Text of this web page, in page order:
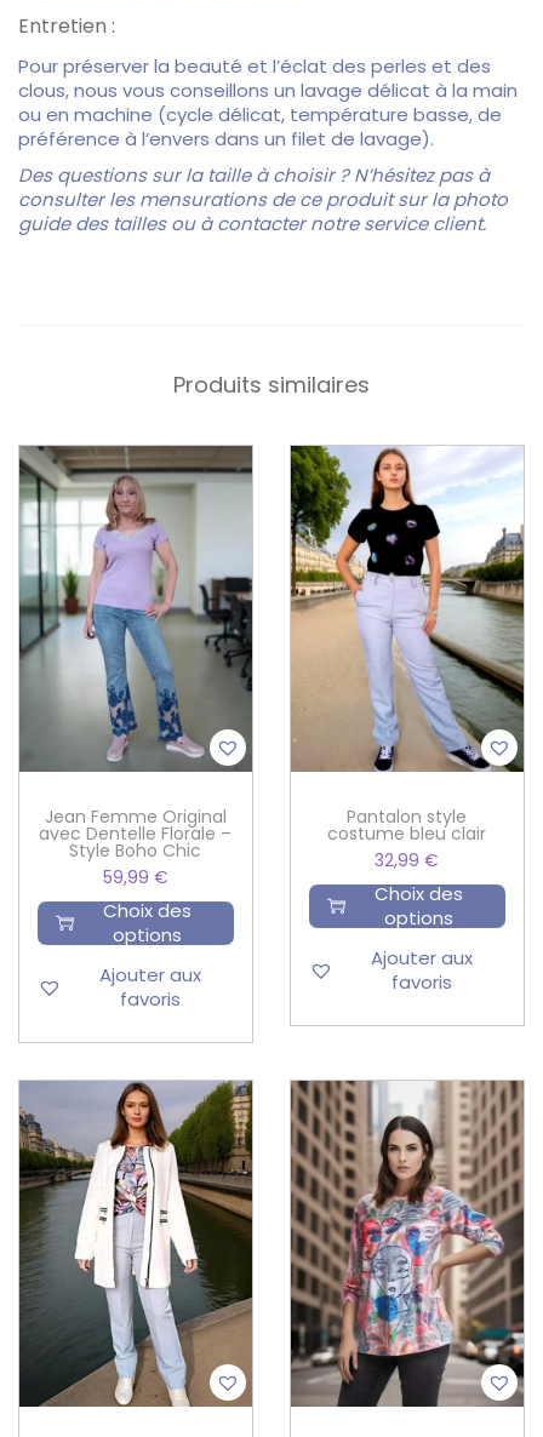
Entretien :
Pour préserver la beauté et l’éclat des perles et des
clous,nous vous conseillons un lavage délicat à la main
ou en machine (cycle délicat, température basse,de
préférence à l’envers dans un filet de lavage).
Des questions sur la taille à choisir ? N’hésitez pas à
consulter les mensurations de ce produit sur la photo
guide des tailles ou à contacter notre service client.
Produits similaires
Jean Femme Original
avec Dentelle Florale –
Style Boho Chic
59,99 €
Choix des
options
Ajouter aux
favoris
Pantalon style
costume bleu clair
32,99€
Choix des
options
Ajouter aux
favoris